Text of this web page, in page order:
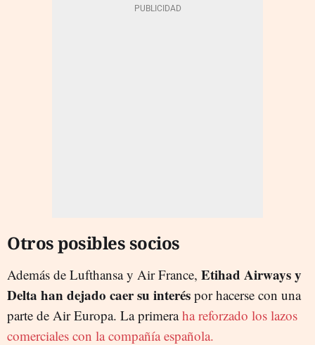
Otros posibles socios
Además de Lufthansa y Air France, Etihad Airways y
Delta han dejado caer su interés por hacerse con una
parte de Air Europa. La primeraha reforzado los lazos
comerciales con la compañía española.